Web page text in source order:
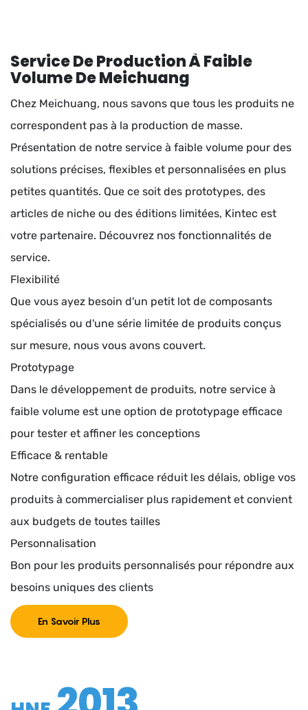
Service De Production À Faible
Volume De Meichuang
Chez Meichuang, nous savons que tous les produits ne
correspondent pas à la production de masse.
Présentation de notre service à faible volume pour des
solutions précises, flexibles et personnalisées en plus
petites quantités. Que ce soit des prototypes, des
articles de niche ou des éditions limitées, Kintec est
votre partenaire. Découvrez nos fonctionnalités de
service.
Flexibilité
Que vous ayez besoin d'un petit lot de composants
spécialisés ou d'une série limitée de produits conçus
sur mesure, nous vous avons couvert.
Prototypage
Dans le développement de produits, notre service à
faible volume est une option de prototypage efficace
pour tester et affiner les conceptions
Efficace & rentable
Notre configuration efficace réduit les délais, oblige vos
produits à commercialiser plus rapidement et convient
aux budgets de toutes tailles
Personnalisation
Bon pour les produits personnalisés pour répondre aux
besoins uniques des clients
En Savoir Plus